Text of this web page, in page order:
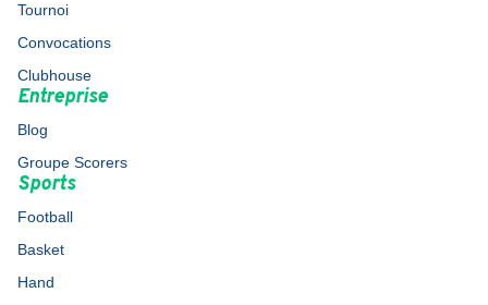
Tournoi
Convocations
Clubhouse
Entreprise
Blog
Groupe Scorers
Sports
Football
Basket
Hand